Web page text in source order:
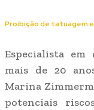
Proibição de tatuagem
Especialista
mais de 20
Marina
potenciais